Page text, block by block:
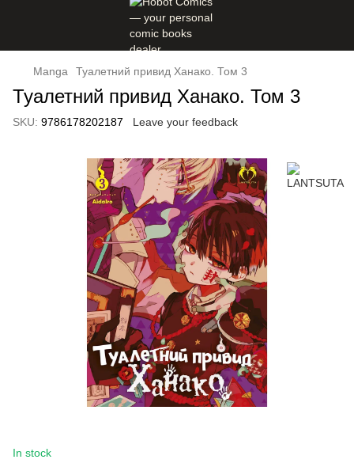
Manga Туалетний привид Ханако. Том 3
Туалетний привид Ханако. Том 3
SKU: 9786178202187 Leave your feedback
In stock